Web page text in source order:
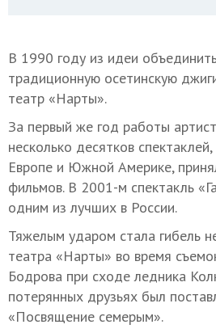
В 1990 году из идеи
традиционную осетинскую
театр «Нарты».
За первый же год работы
несколько десятков
Европе и Южной Америке,
фильмов. В 2001-м спектакль
одним из лучших в России.
Тяжелым ударом стала гибель
театра «Нарты» во время
Бодрова при сходе ледника
потерянных друзьях был
«Посвящение семерым».